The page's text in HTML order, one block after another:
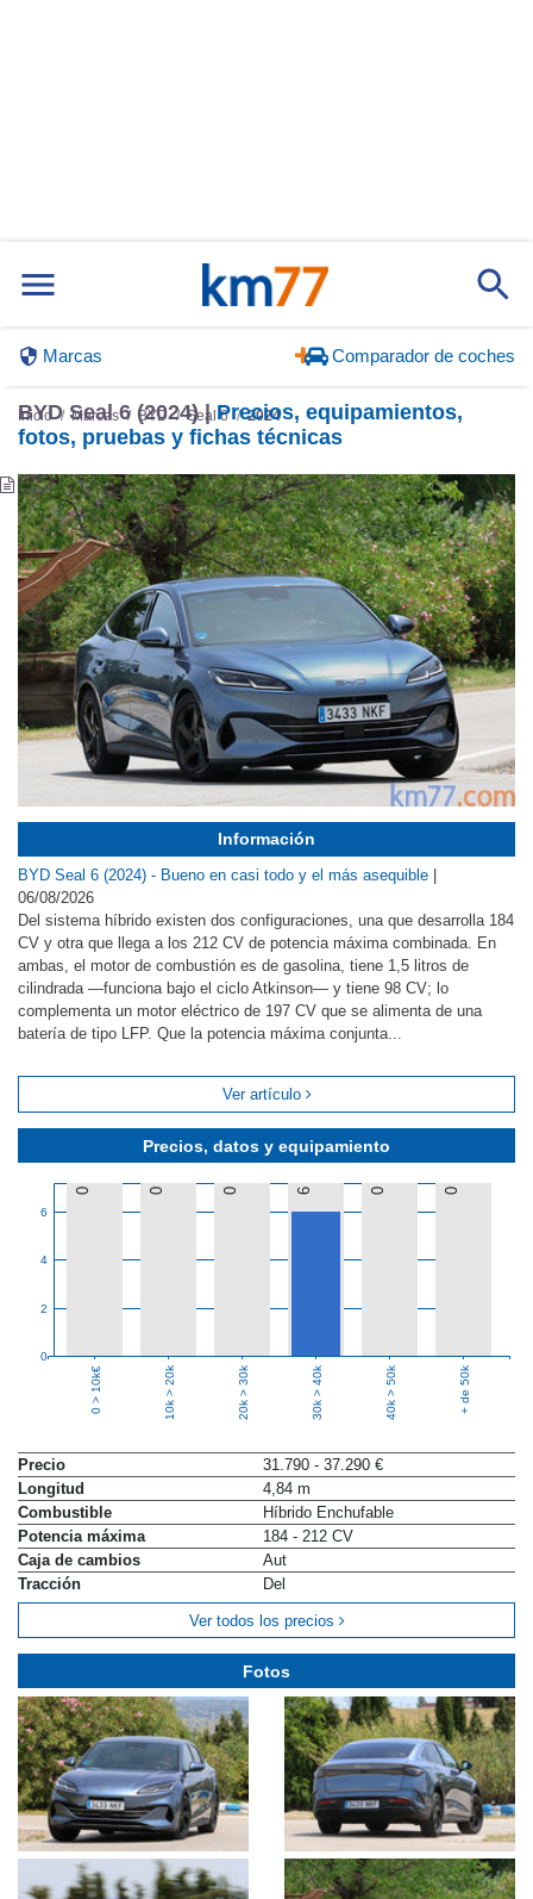
Marcas Comparador de coches
Inicio Marcas BYD Seal 6 2024
BYD Seal 6 (2024) |Precios, equipamientos,
fotos, pruebas y fichas técnicas
Precios, datos y equipamiento
0
2
4
6
0 0 0 6 0 0
0 > 10k€ 10k > 20k 20k > 30k 30k > 40k 40k > 50k + de 50k
Precio
31.790 - 37.290 €
Longitud
4,84 m
Combustible
Híbrido Enchufable
Potencia máxima
184 - 212 CV
Caja de cambios
Aut
Tracción
Del
Ver todos los precios
Información
BYD Seal 6 (2024) - Bueno en casi todo y el más asequible
06/08/2026
Del sistema híbrido existen dos configuraciones, una que desarrolla 184
CV y otra que llega a los 212 CV de potencia máxima combinada. En
ambas, el motor de combustión es de gasolina, tiene 1,5 litros de
cilindrada —funciona bajo el ciclo Atkinson— y tiene 98 CV; lo
complementa un motor eléctrico de 197 CV que se alimenta de una
batería de tipo LFP. Que la potencia máxima conjunta...
Ver artículo
Fotos